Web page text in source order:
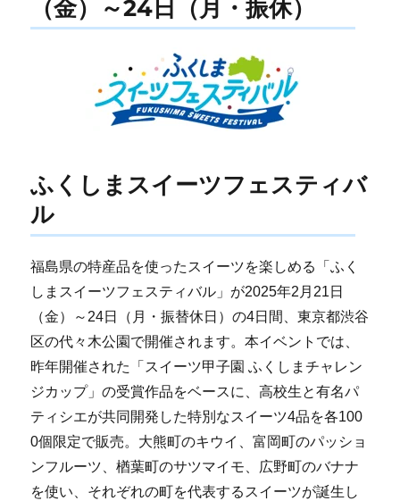
（金）～24日（月・振休）
ふくしまスイーツフェスティバ
ル
福島県の特産品を使ったスイーツを楽しめる「ふく
しまスイーツフェスティバル」が2025年2月21日
（金）～24日（月・振替休日）の4日間、東京都渋谷
区の代々木公園で開催されます。本イベントでは、
昨年開催された「スイーツ甲子園 ふくしまチャレン
ジカップ」の受賞作品をベースに、高校生と有名パ
ティシエが共同開発した特別なスイーツ4品を各100
0個限定で販売。大熊町のキウイ、富岡町のパッショ
ンフルーツ、楢葉町のサツマイモ、広野町のバナナ
を使い、それぞれの町を代表するスイーツが誕生し